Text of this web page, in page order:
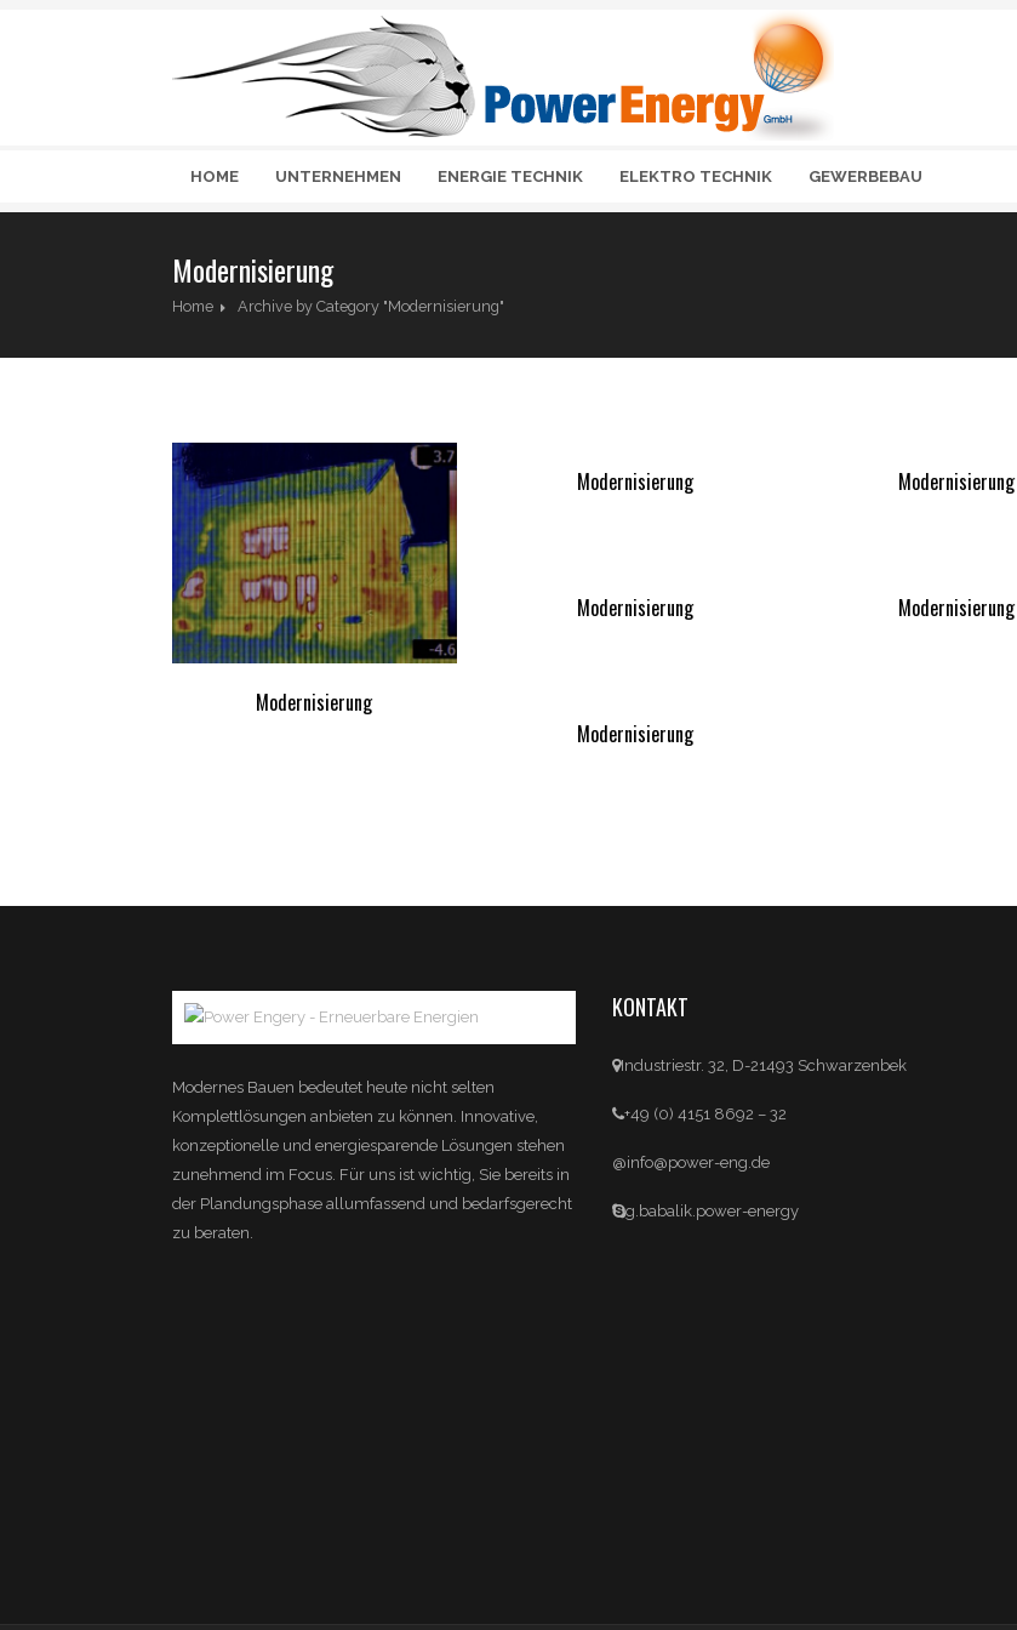
HOME UNTERNEHMEN ENERGIE TECHNIK ELEKTRO TECHNIK GEWERBEBAU
Modernisierung
Home Archive by Category "Modernisierung"
Modernisierung
Modernisierung Modernisierung
Modernisierung Modernisierung
Modernisierung
Modernes Bauen bedeutet heute nicht selten
Komplettlösungen anbieten zu können. Innovative,
konzeptionelle und energiesparende Lösungen stehen
zunehmend im Focus. Für uns ist wichtig, Sie bereits in
der Plandungsphase allumfassend und bedarfsgerecht
zu beraten.
KONTAKT
Industriestr. 32, D-21493 Schwarzenbek
+49 (0) 4151 8692 – 32
@info@power-eng.de
g.babalik.power-energy